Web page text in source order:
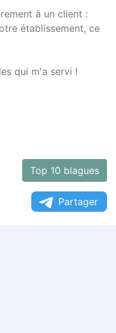
à un client :
établissement, ce
qui m'a servi !
Top 10 blagues
Partager